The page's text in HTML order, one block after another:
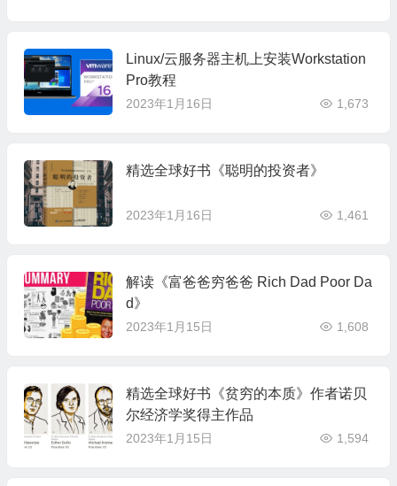
Linux/云服务器主机上安装Workstation
Pro教程
2023年1月16日 1,673
精选全球好书《聪明的投资者》
2023年1月16日 1,461
解读《富爸爸穷爸爸 Rich Dad Poor Da
d》
2023年1月15日 1,608
精选全球好书《贫穷的本质》作者诺贝
尔经济学奖得主作品
2023年1月15日 1,594